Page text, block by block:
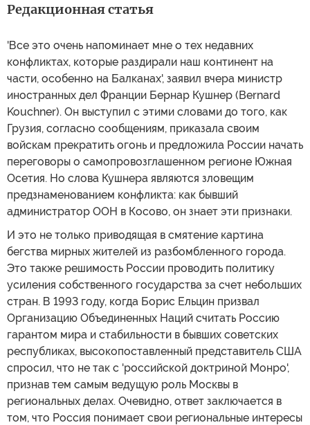
Редакционная статья
'Все это очень напоминает мне о тех недавних
конфликтах, которые раздирали наш континент на
части, особенно на Балканах', заявил вчера министр
иностранных дел Франции Бернар Кушнер (Bernard
Kouchner). Он выступил с этими словами до того, как
Грузия, согласно сообщениям, приказала своим
войскам прекратить огонь и предложила России начать
переговоры о самопровозглашенном регионе Южная
Осетия. Но слова Кушнера являются зловещим
предзнаменованием конфликта: как бывший
администратор ООН в Косово, он знает эти признаки.
И это не только приводящая в смятение картина
бегства мирных жителей из разбомбленного города.
Это также решимость России проводить политику
усиления собственного государства за счет небольших
стран. В 1993 году, когда Борис Ельцин призвал
Организацию Объединенных Наций считать Россию
гарантом мира и стабильности в бывших советских
республиках, высокопоставленный представитель США
спросил, что не так с 'российской доктриной Монро',
признав тем самым ведущую роль Москвы в
региональных делах. Очевидно, ответ заключается в
том, что Россия понимает свои региональные интересы